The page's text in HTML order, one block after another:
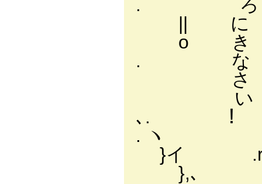
. ろ .
|| に i
o き |
. な |
さ |
い |
､. ！ |.
. ヽ
}イ
},